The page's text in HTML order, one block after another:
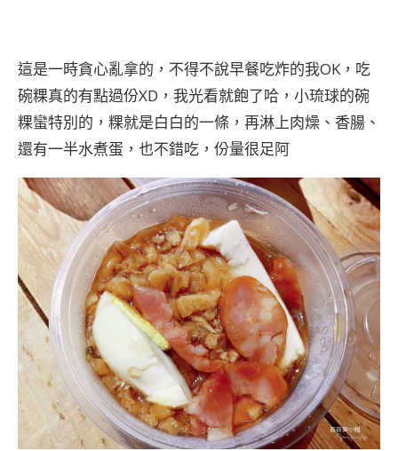
這是一時貪心亂拿的，不得不說早餐吃炸的我OK，吃
碗粿真的有點過份XD，我光看就飽了哈，小琉球的碗
粿蠻特別的，粿就是白白的一條，再淋上肉燥、香腸、
還有一半水煮蛋，也不錯吃，份量很足阿